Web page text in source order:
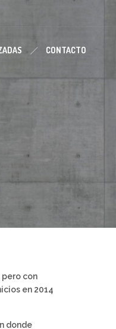
CONTACTO
con
en 2014
donde